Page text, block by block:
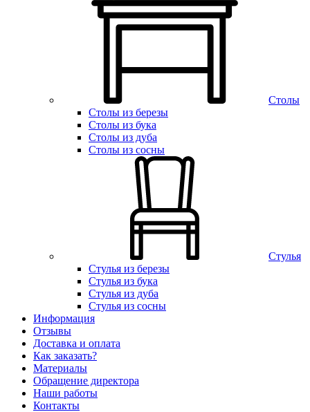
Столы
Столы из березы
Столы из бука
Столы из дуба
Столы из сосны
Стулья
Стулья из березы
Стулья из бука
Стулья из дуба
Стулья из сосны
Информация
Отзывы
Доставка и оплата
Как заказать?
Материалы
Обращение директора
Наши работы
Контакты